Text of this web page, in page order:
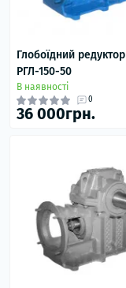
Глобоїдний редуктор
РГЛ-150-50
В наявності
0
36 000грн.